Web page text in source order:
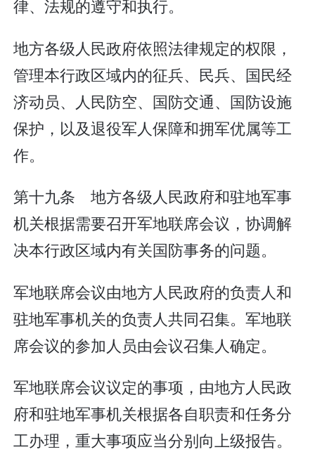
律、法规的遵守和执行。
地方各级人民政府依照法律规定的权限，
管理本行政区域内的征兵、民兵、国民经
济动员、人民防空、国防交通、国防设施
保护，以及退役军人保障和拥军优属等工
作。
第十九条 地方各级人民政府和驻地军事
机关根据需要召开军地联席会议，协调解
决本行政区域内有关国防事务的问题。
军地联席会议由地方人民政府的负责人和
驻地军事机关的负责人共同召集。军地联
席会议的参加人员由会议召集人确定。
军地联席会议议定的事项，由地方人民政
府和驻地军事机关根据各自职责和任务分
工办理，重大事项应当分别向上级报告。